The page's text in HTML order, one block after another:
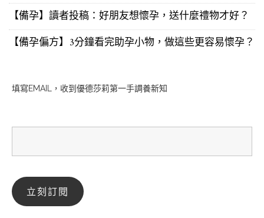
【備孕】讀者投稿：好朋友想懷孕，送什麼禮物才好？
【備孕偏方】3分鐘看完助孕小物，做這些更容易懷孕？
填寫EMAIL，收到優德莎莉第一手調養新知